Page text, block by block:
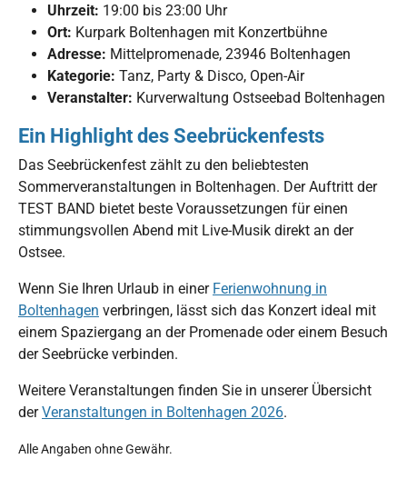
Uhrzeit: 19:00 bis 23:00 Uhr
Ort: Kurpark Boltenhagen mit Konzertbühne
Adresse: Mittelpromenade, 23946 Boltenhagen
Kategorie: Tanz, Party & Disco, Open-Air
Veranstalter: Kurverwaltung Ostseebad Boltenhagen
Ein Highlight des Seebrückenfests
Das Seebrückenfest zählt zu den beliebtesten
Sommerveranstaltungen in Boltenhagen. Der Auftritt der
TEST BAND bietet beste Voraussetzungen für einen
stimmungsvollen Abend mit Live-Musik direkt an der
Ostsee.
Wenn Sie Ihren Urlaub in einer Ferienwohnung in
Boltenhagen verbringen, lässt sich das Konzert ideal mit
einem Spaziergang an der Promenade oder einem Besuch
der Seebrücke verbinden.
Weitere Veranstaltungen finden Sie in unserer Übersicht
derVeranstaltungen in Boltenhagen 2026.
Alle Angaben ohne Gewähr.